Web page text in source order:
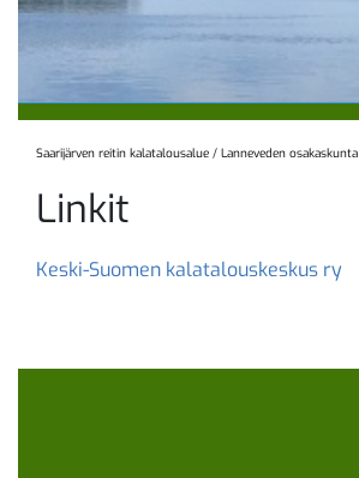
Saarijärven reitin kalatalousalue / Lanneveden osakaskunta
Linkit
Keski-Suomen kalatalouskeskus ry